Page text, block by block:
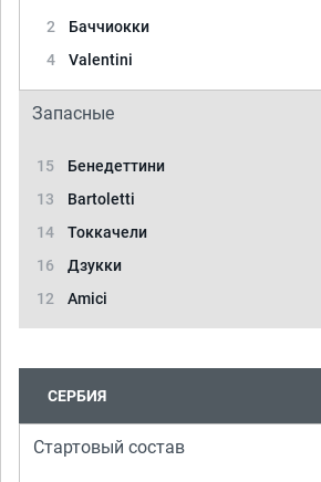
2
Баччиокки
4
Valentini
Запасные
15
Бенедеттини
13
Bartoletti
14
Токкачели
16
Дзукки
12
Amici
СЕРБИЯ
Стартовый состав